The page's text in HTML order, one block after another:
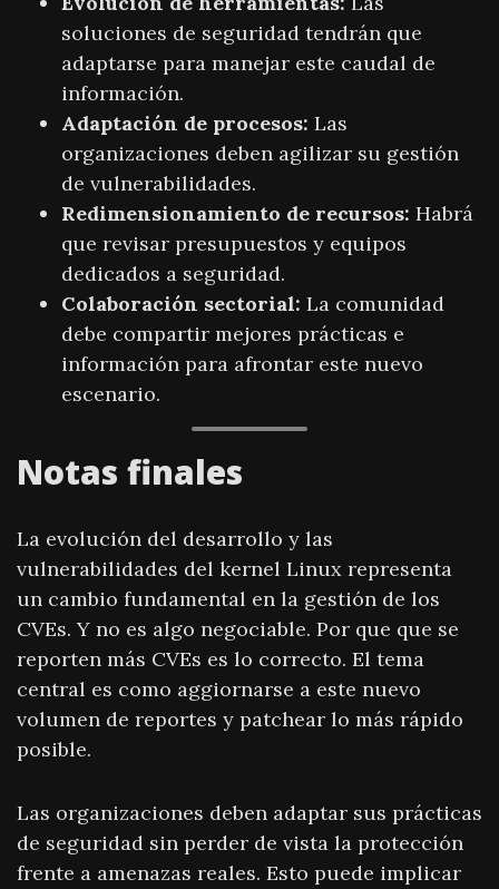
soluciones de seguridad tendrán que
adaptarse para manejar este caudal de
información.
Adaptación de procesos: Las
organizaciones deben agilizar su gestión
de vulnerabilidades.
Redimensionamiento de recursos: Habrá
que revisar presupuestos y equipos
dedicados a seguridad.
Colaboración sectorial: La comunidad
debe compartir mejores prácticas e
información para afrontar este nuevo
escenario.
Notas finales
La evolución del desarrollo y las
vulnerabilidades del kernel Linux representa
un cambio fundamental en la gestión de los
CVEs. Y no es algo negociable. Por que que se
reporten más CVEs es lo correcto. El tema
central es como aggiornarse a este nuevo
volumen de reportes y patchear lo más rápido
posible.
Las organizaciones deben adaptar sus prácticas
de seguridad sin perder de vista la protección
frente a amenazas reales. Esto puede implicar